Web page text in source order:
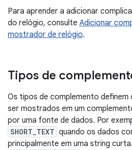
Para aprender a adicionar
do relógio, consulte Adicionar
mostrador de relógio.
Tipos de
Os tipos de complemento definem
ser mostrados em um
por uma fonte de dados. Por
SHORT_TEXT quando os dados
principalmente em uma string